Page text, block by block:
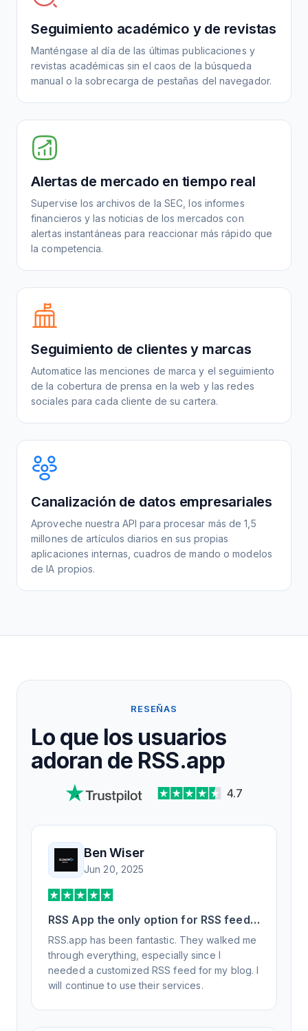
Seguimiento académico y de revistas
Manténgase al día de las últimas publicaciones y
revistas académicas sin el caos de la búsqueda
manual o la sobrecarga de pestañas del navegador.
Alertas de mercado en tiempo real
Supervise los archivos de la SEC, los informes
financieros y las noticias de los mercados con
alertas instantáneas para reaccionar más rápido que
la competencia.
Seguimiento de clientes y marcas
Automatice las menciones de marca y el seguimiento
de la cobertura de prensa en la web y las redes
sociales para cada cliente de su cartera.
Canalización de datos empresariales
Aproveche nuestra API para procesar más de 1,5
millones de artículos diarios en sus propias
aplicaciones internas, cuadros de mando o modelos
de IA propios.
RESEÑAS
Lo que los usuarios
adoran de RSS.app
4.7
Ben Wiser
Jun 20, 2025
RSS App the only option for RSS feed
generation
RSS.app has been fantastic. They walked me
through everything, especially since I
needed a customized RSS feed for my blog. I
will continue to use their services.